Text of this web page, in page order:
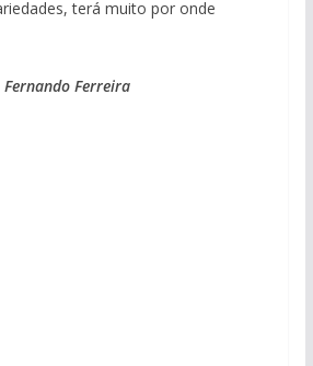
terá muito por onde
Fernando Ferreira